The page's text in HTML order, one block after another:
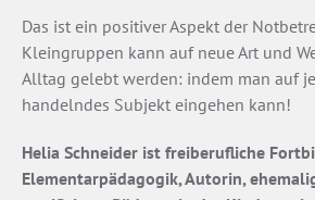
Das ist ein positiver Aspekt der
Kleingruppen kann auf neue Art und
Alltag gelebt werden: indem man auf
handelndes Subjekt eingehen kann!
Helia Schneider ist freiberufliche
Elementarpädagogik, Autorin,